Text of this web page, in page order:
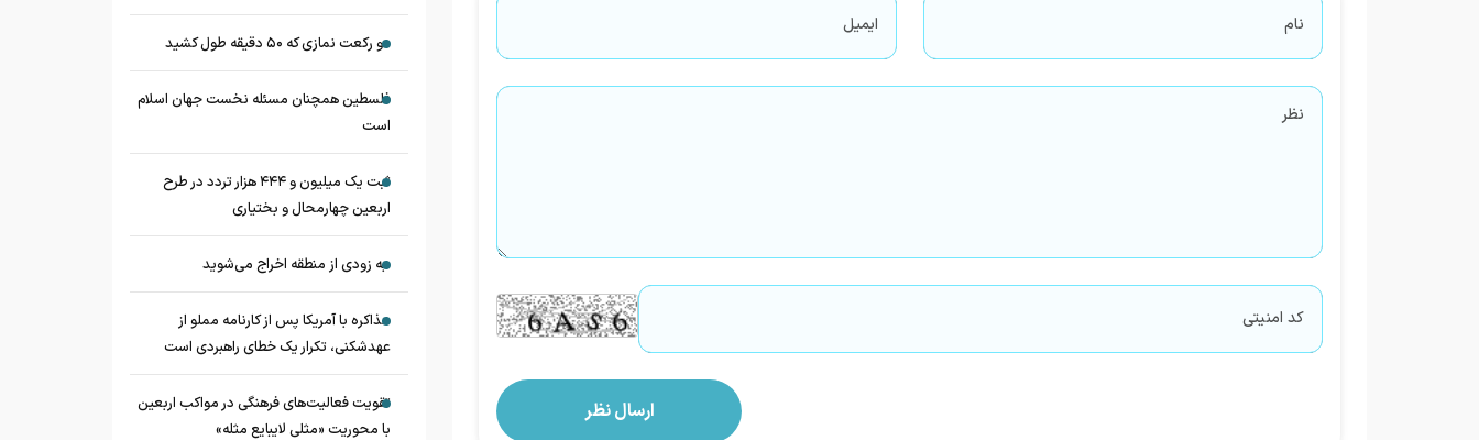
دو رکعت نمازی که ۵۰ دقیقه طول کشید
فلسطین همچنان مسئله نخست جهان اسلام
است
ثبت یک میلیون و ۴۴۴ هزار تردد در طرح
اربعین چهارمحال و بختیاری
به زودی از منطقه اخراج می‌شوید
مذاکره با آمریکا پس از کارنامه مملو از
عهدشکنی، تکرار یک خطای راهبردی است
تقویت فعالیت‌های فرهنگی در مواکب اربعین
با محوریت «مثلی لایبایع مثله»